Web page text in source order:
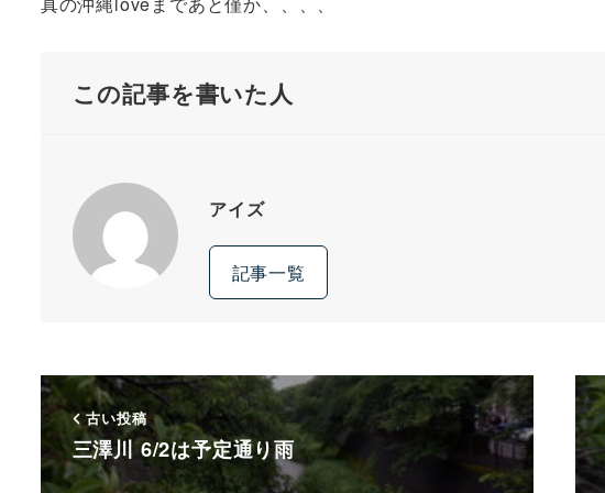
この記事を書いた人
アイズ
記事一覧
古い投稿
三澤川 6/2は予定通り雨